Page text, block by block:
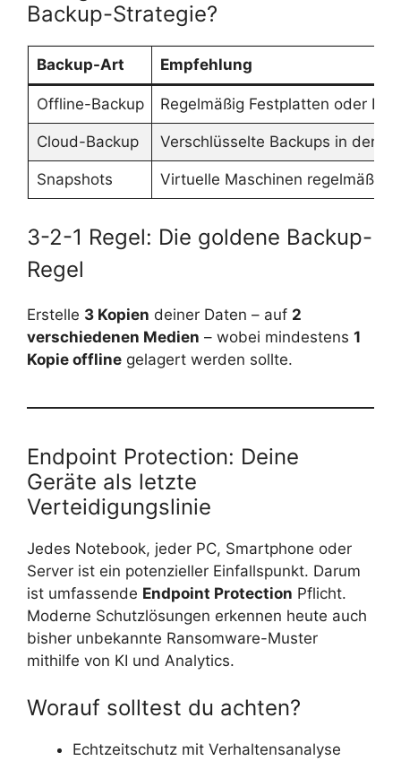
Backup-Strategie?
Backup-Art Empfehlung
Offline-Backup Regelmäßig Festplatten oder
Cloud-Backup Verschlüsselte Backups in der
Snapshots Virtuelle Maschinen regelmäßig
3-2-1 Regel: Die goldene Backup-
Regel
Erstelle 3 Kopien deiner Daten – auf 2
verschiedenen Medien – wobei mindestens 1
Kopie offline gelagert werden sollte.
Endpoint Protection: Deine
Geräte als letzte
Verteidigungslinie
Jedes Notebook, jeder PC, Smartphone oder
Server ist ein potenzieller Einfallspunkt. Darum
ist umfassende Endpoint Protection Pflicht.
Moderne Schutzlösungen erkennen heute auch
bisher unbekannte Ransomware-Muster
mithilfe von KI und Analytics.
Worauf solltest du achten?
Echtzeitschutz mit Verhaltensanalyse